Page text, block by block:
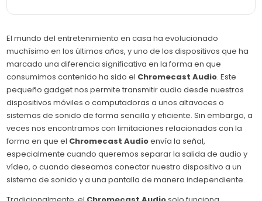
El mundo del entretenimiento en casa ha evolucionado
muchísimo en los últimos años, y uno de los dispositivos que ha
marcado una diferencia significativa en la forma en que
consumimos contenido ha sido el Chromecast Audio. Este
pequeño gadget nos permite transmitir audio desde nuestros
dispositivos móviles o computadoras a unos altavoces o
sistemas de sonido de forma sencilla y eficiente. Sin embargo, a
veces nos encontramos con limitaciones relacionadas con la
forma en que el Chromecast Audioenvía la señal,
especialmente cuando queremos separar la salida de audio y
vídeo, o cuando deseamos conectar nuestro dispositivo a un
sistema de sonido y a una pantalla de manera independiente.